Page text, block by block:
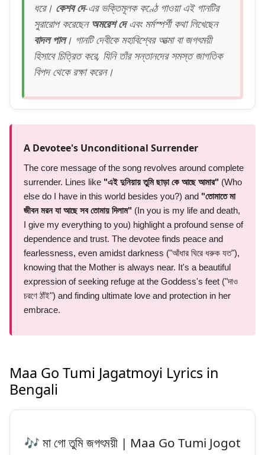
ধরে। কেশব দে-এর ভক্তিমূলক কণ্ঠে গাওয়া এই গানটির
সুরারোপ করেছেনঅমরেশ দেএবং মর্মস্পর্শী কথা লিখেছেন
বাদল পাল। গানটি দেবীকে মহাবিশ্বের আত্মা বা জগৎময়ী
হিসাবে চিত্রিত করে, যিনি তাঁর সন্তানদের সমস্ত জাগতিক
বিপদ থেকে রক্ষা করেন।
A Devotee's Unconditional Surrender
The core message of the song revolves around complete
surrender. Lines like "এই দুনিয়ায় তুমি ছাড়া কে আছে আমার" (Who
else do I have in this world besides you?) and "তোমাতে মা
জীবন মরন যা আছে সব তোমায় দিলাম" (In you is my life and death,
I give my everything to you) highlight a profound sense of
dependence and trust. The devotee finds peace and
fearlessness, even amidst darkness ("আঁধার ঘিরে ধরুক যত"),
knowing that the Mother is always near. It's a beautiful
expression of seeking refuge at the Goddess's feet ("দাও
চরণে ঠাঁই") and finding ultimate love and protection in her
embrace.
Maa Go Tumi Jagatmoyi Lyrics in
Bengali
🎶 মা গো তুমি জগৎময়ী | Maa Go Tumi Jogot